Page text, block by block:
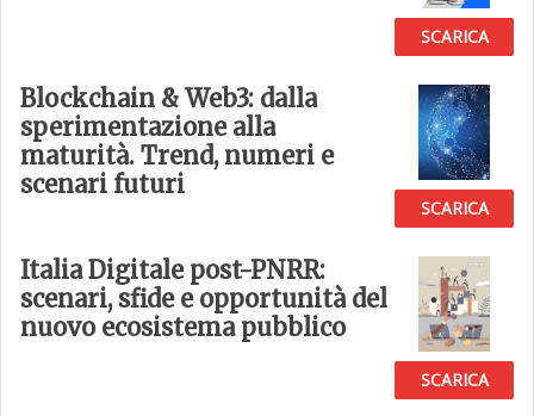
SCARICA
Blockchain & Web3: dalla
sperimentazione alla
maturità. Trend, numeri e
scenari futuri
SCARICA
Italia Digitale post-PNRR:
scenari, sfide e opportunità del
nuovo ecosistema pubblico
SCARICA